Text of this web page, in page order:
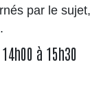
par le sujet,
à 15h30